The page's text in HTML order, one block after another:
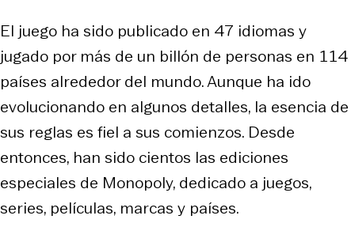
El juego ha sido publicado en 47 idiomas y
jugado por más de un billón de personas en 114
países alrededor del mundo. Aunque ha ido
evolucionando en algunos detalles, la esencia de
sus reglas es fiel a sus comienzos. Desde
entonces, han sido cientos las ediciones
especiales de Monopoly, dedicado a juegos,
series, películas, marcas y países.